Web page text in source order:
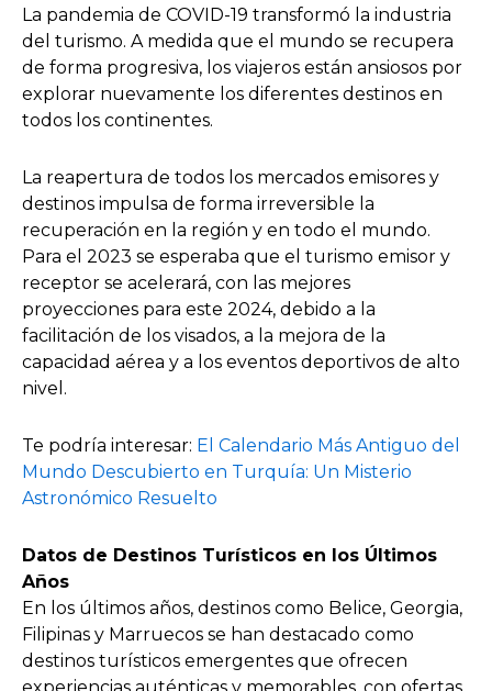
La pandemia de COVID-19 transformó la industria
del turismo. A medida que el mundo se recupera
de forma progresiva, los viajeros están ansiosos por
explorar nuevamente los diferentes destinos en
todos los continentes.
La reapertura de todos los mercados emisores y
destinos impulsa de forma irreversible la
recuperación en la región y en todo el mundo.
Para el 2023 se esperaba que el turismo emisor y
receptor se acelerará, con las mejores
proyecciones para este 2024, debido a la
facilitación de los visados, a la mejora de la
capacidad aérea y a los eventos deportivos de alto
nivel.
Te podría interesar: El Calendario Más Antiguo del
Mundo Descubierto en Turquía: Un Misterio
Astronómico Resuelto
Datos de Destinos Turísticos en los Últimos
Años
En los últimos años, destinos como Belice, Georgia,
Filipinas y Marruecos se han destacado como
destinos turísticos emergentes que ofrecen
experiencias auténticas y memorables, con ofertas